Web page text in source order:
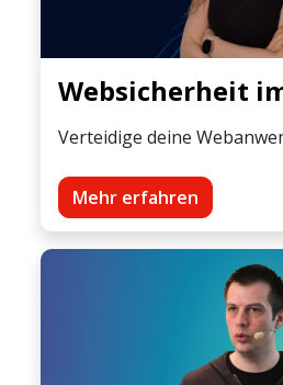
Websicherheit
Verteidige deine
Mehr erfahren